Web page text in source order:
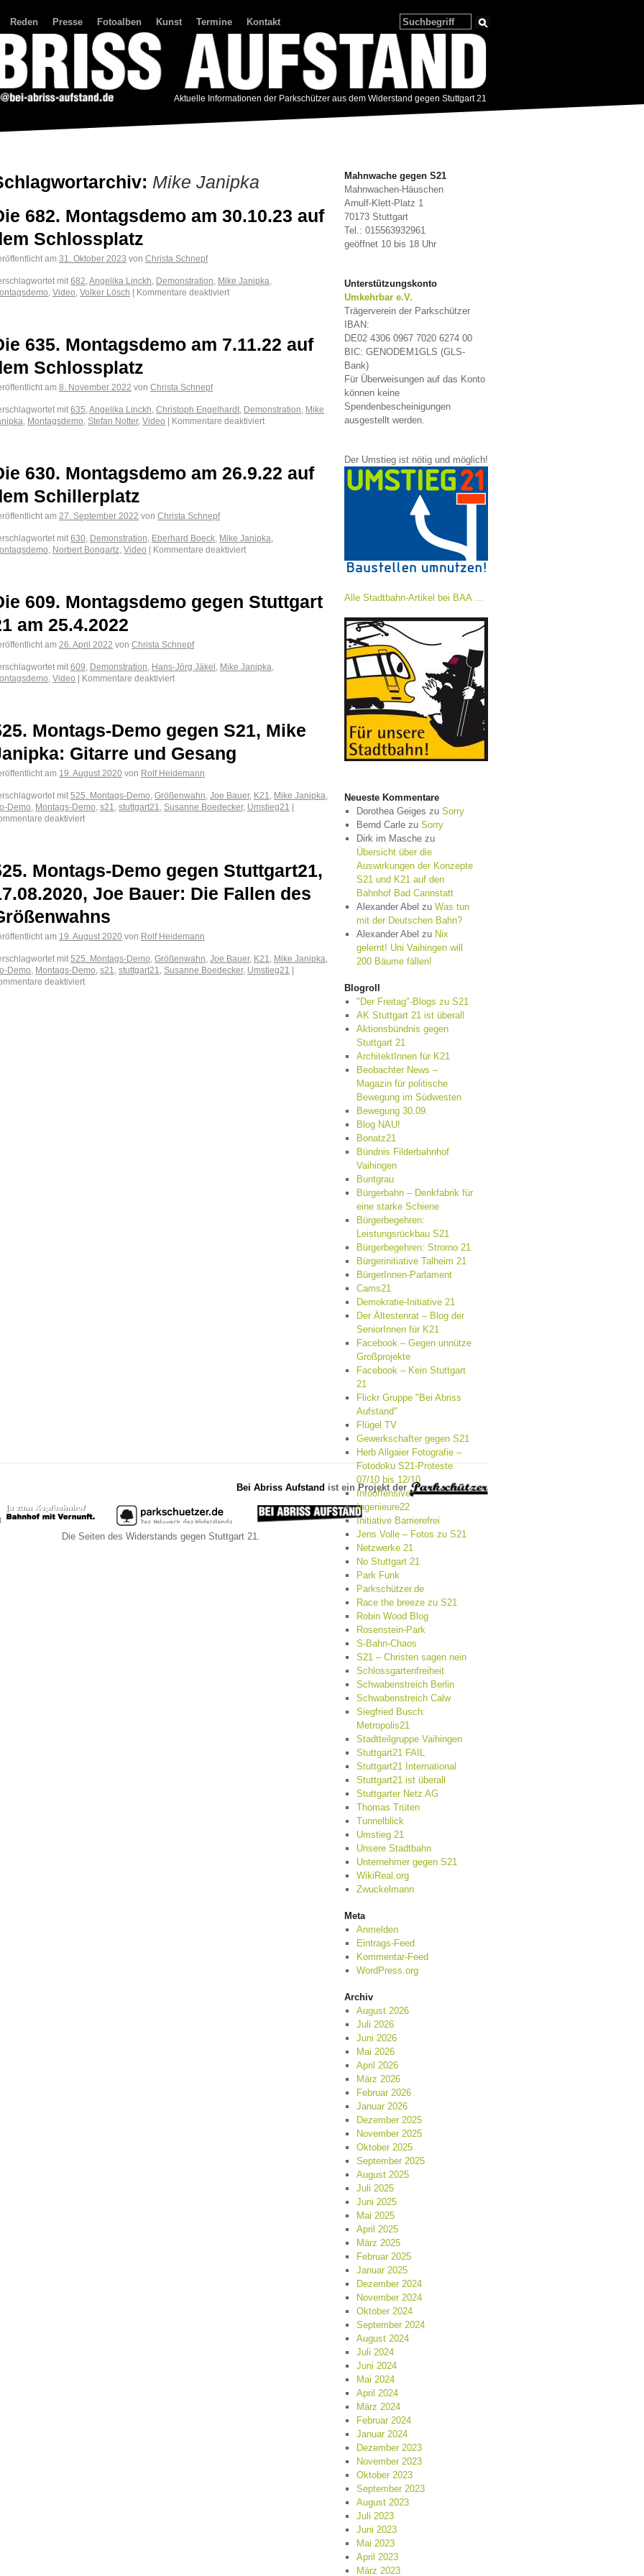
Reden Presse Fotoalben Kunst Termine Kontakt
Aktuelle Informationen der Parkschützer aus dem Widerstand gegen Stuttgart 21
Mike Janipka
682. Montagsdemo am 30.10.23 auf
Schlossplatz
am 31. Oktober 2023 von Christa Schnepf
mit 682 Angelika Linckh Demonstration Mike Janipka
Video Volker Lösch | Kommentare deaktiviert
635. Montagsdemo am 7.11.22 auf
Schlossplatz
am 8. November 2022 von Christa Schnepf
mit 635 Angelika Linckh Christoph Engelhardt Demonstration
Mike
Montagsdemo Stefan Notter, Video | Kommentare deaktiviert
630. Montagsdemo am 26.9.22 auf
Schillerplatz
am 27. September 2022 von Christa Schnepf
mit 630 Demonstration Eberhard Boeck Mike Janipka
Norbert Bongartz Video | Kommentare deaktiviert
609. Montagsdemo gegen Stuttgart
am 25.4.2022
am 26. April 2022 von Christa Schnepf
mit 609 Demonstration Hans-Jörg Jäkel Mike Janipka
Video | Kommentare deaktiviert
Montags-Demo gegen S21, Mike
Gitarre und Gesang
am 19. August 2020 von Rolf Heidemann
mit 525. Montags-Demo Größenwahn Joe Bauer, K21 Mike Janipka
Demo
Montags-Demo s21 stuttgart21 Susanne Boedecker, Umstieg21 |
deaktiviert
Montags-Demo gegen Stuttgart21,
Joe Bauer: Die Fallen des
am 19. August 2020 von Rolf Heidemann
mit 525. Montags-Demo Größenwahn Joe Bauer, K21 Mike Janipka
Demo
Montags-Demo s21 stuttgart21 Susanne Boedecker, Umstieg21 |
deaktiviert
Mahnwache gegen S21
Mahnwachen-Häuschen
Arnulf-Klett-Platz 1
70173 Stuttgart
Tel.: 015563932961
geöffnet 10 bis 18 Uhr
Unterstützungskonto
Umkehrbar e.V.
Trägerverein der Parkschützer
IBAN:
DE02 4306 0967 7020 6274 00
BIC: GENODEM1GLS (GLS-
Bank)
Für Überweisungen auf das Konto
können keine
Spendenbescheinigungen
ausgestellt werden.
Der Umstieg ist nötig und möglich!
Alle Stadtbahn-Artikel bei BAA ...
Neueste Kommentare
Dorothea Geiges zu Sorry
Bernd Carlezu Sorry
Dirk im Maschezu
Übersicht über die
Auswirkungen der Konzepte
S21 und K21 auf den
Bahnhof Bad Cannstatt
Alexander Abel zu Was tun
mit der Deutschen Bahn?
Alexander Abel zu Nix
gelernt! Uni Vaihingen will
200 Bäume fällen!
Blogroll
"Der Freitag"-Blogs zu S21
AK Stuttgart 21 ist überall
Aktionsbündnis gegen
Stuttgart 21
ArchitektInnen für K21
Beobachter News –
Magazin für politische
Bewegung im Südwesten
Bewegung 30.09.
Blog NAU!
Bonatz21
Bündnis Filderbahnhof
Vaihingen
Buntgrau
Bürgerbahn – Denkfabrik für
eine starke Schiene
Bürgerbegehren:
Leistungsrückbau S21
Bürgerbegehren: Strorno 21
Bürgerinitiative Talheim 21
BürgerInnen-Parlament
Cams21
Demokratie-Initiative 21
Der Ältestenrat – Blog der
SeniorInnen für K21
Facebook – Gegen unnütze
Großprojekte
Facebook – Kein Stuttgart
21
Flickr Gruppe "Bei Abriss
Aufstand"
Flügel TV
Gewerkschafter gegen S21
Herb Allgaier Fotografie –
Fotodoku S21-Proteste
07/10 bis 12/10
Infooffensive
Ingenieure22
Initiative Barrierefrei
Jens Volle – Fotos zu S21
Netzwerke 21
No Stuttgart 21
Park Funk
Parkschützer.de
Race the breeze zu S21
Robin Wood Blog
Rosenstein-Park
S-Bahn-Chaos
S21 – Christen sagen nein
Schlossgartenfreiheit
Schwabenstreich Berlin
Schwabenstreich Calw
Siegfried Busch:
Metropolis21
Stadtteilgruppe Vaihingen
Stuttgart21 FAIL
Stuttgart21 International
Stuttgart21 ist überall
Stuttgarter Netz AG
Thomas Trüten
Tunnelblick
Umstieg 21
Unsere Stadtbahn
Unternehmer gegen S21
WikiReal.org
Zwuckelmann
Meta
Anmelden
Eintrags-Feed
Kommentar-Feed
WordPress.org
Archiv
August 2026
Juli 2026
Juni 2026
Mai 2026
April 2026
März 2026
Februar 2026
Januar 2026
Dezember 2025
November 2025
Oktober 2025
September 2025
August 2025
Juli 2025
Juni 2025
Mai 2025
April 2025
März 2025
Februar 2025
Januar 2025
Dezember 2024
November 2024
Oktober 2024
September 2024
August 2024
Juli 2024
Juni 2024
Mai 2024
April 2024
März 2024
Februar 2024
Januar 2024
Dezember 2023
November 2023
Oktober 2023
September 2023
August 2023
Juli 2023
Juni 2023
Mai 2023
April 2023
März 2023
Bei Abriss Aufstand ist ein Projekt der
Die Seiten des Widerstands gegen Stuttgart 21.